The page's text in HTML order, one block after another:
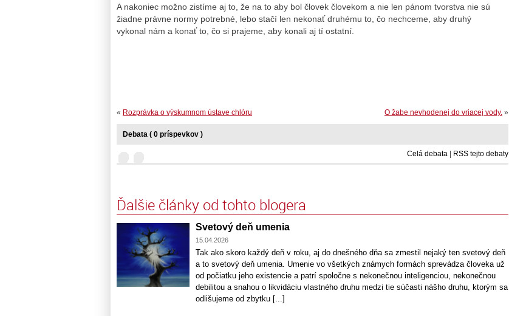
A nakoniec možno zistíme aj to, že na to aby bol človek človekom a nie len pánom tvorstva nie sú
žiadne právne normy potrebné, lebo stačí len nekonať druhému to, čo nechceme, aby druhý
vykonal nám a konať to, čo si prajeme, aby konali aj tí ostatní.
O žabe nevhodenej do vriacej vody. »
« Rozprávka o výskumnom ústave chlóru
Debata ( 0 príspevkov )
Celá debata | RSS tejto debaty
Ďalšie články od tohto blogera
Svetový deň umenia
15.04.2026
Tak ako skoro každý deň v roku, aj do dnešného dňa sa zmestil nejaký ten svetový deň
a to svetový deň umenia. Umenie vo všetkých známych formách sprevádza človeka už
od počiatku jeho existencie a patrí spoločne s nekonečnou inteligenciou, nekonečnou
debilitou a snahou o likvidáciu vlastného druhu medzi tie súčasti nášho druhu, ktorým sa
odlišujeme od zbytku [...]